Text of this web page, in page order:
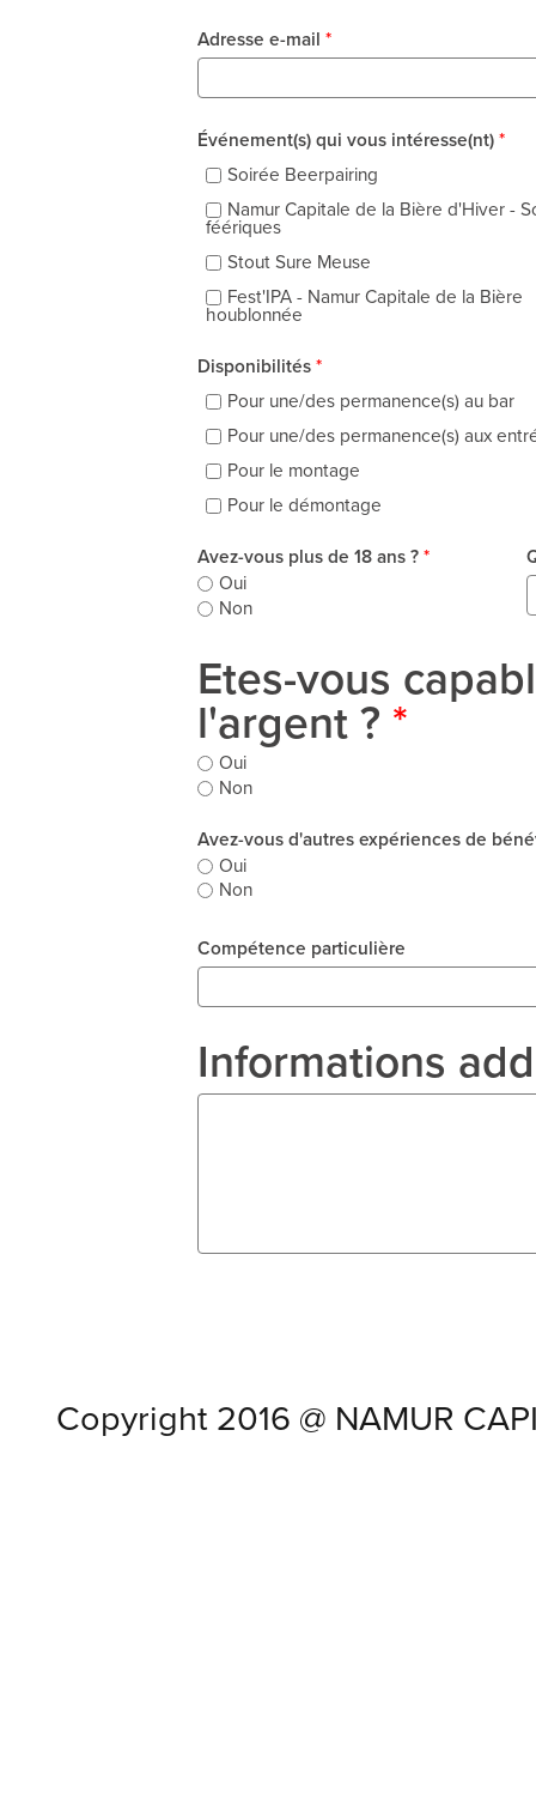
Adresse e-mail *
Événement(s) qui vous intéresse(nt) *
Soirée Beerpairing
Namur Capitale de la Bière d'Hiver -
féériques
Stout Sure Meuse
Fest'IPA - Namur Capitale de la Bière
houblonnée
Disponibilités *
Pour une/des permanence(s) au bar
Pour une/des permanence(s) aux
Pour le montage
Pour le démontage
Avez-vous plus de 18 ans ? *
Oui
Non
Etes-vous
l'argent ? *
Oui
Non
Avez-vous d'autres expériences de
Oui
Non
Compétence particulière
Informations
Copyright 2016 @ NAMUR